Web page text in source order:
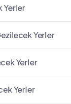
Yerler
Yerler
Yerler
Yerler